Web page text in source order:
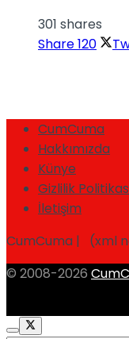
301 shares
Share120
CumCuma
Hakkımızda
Künye
Gizlilik
İletişim
CumCuma | (xml
© 2008-2026